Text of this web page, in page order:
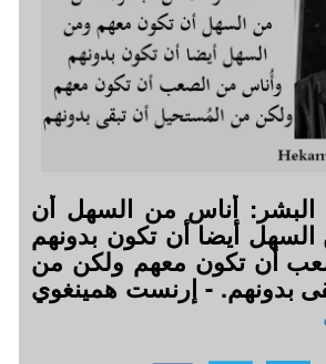
البشر: أُناس من السهل أن
أيضا أن تكون بدونهم
أن تكون معهم ولكن من
بدونهم. - إرنست همينغوي